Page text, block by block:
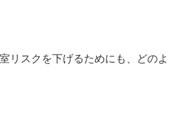
リスクを下げるためにも、どのよ